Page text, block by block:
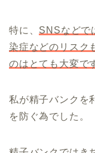
特に、 SNSなどで
染症などのリスク
のはとても大変で
私が精子バンクを
を防ぐ為でした。